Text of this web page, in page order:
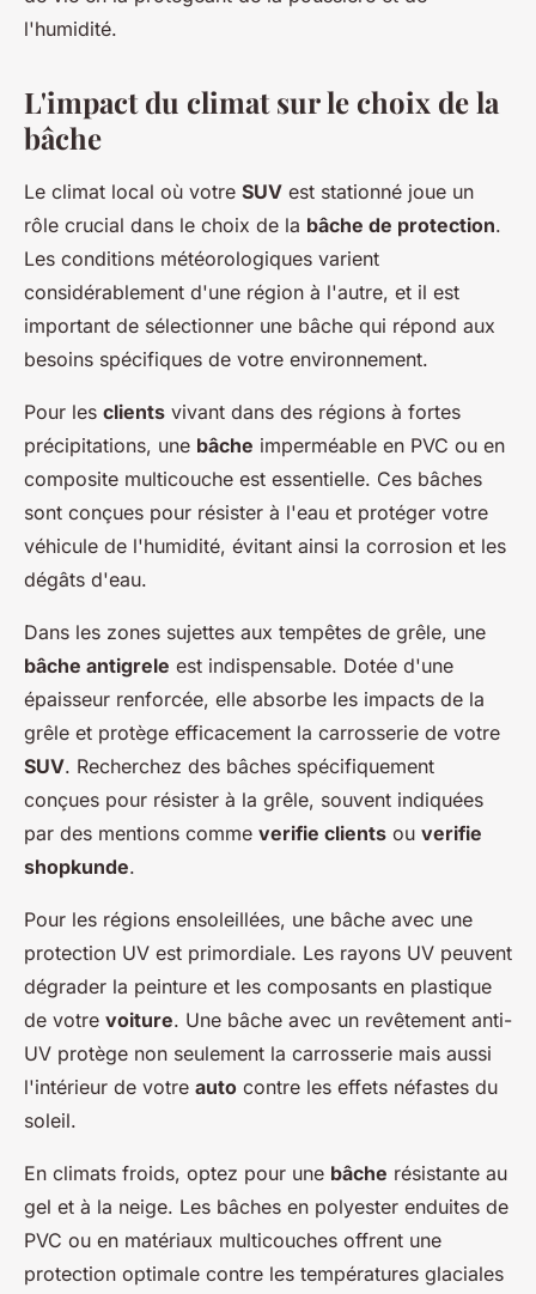
l'humidité.
L'impact du climat sur le choix de la
bâche
Le climat local où votre SUV est stationné joue un
rôle crucial dans le choix de la bâche de protection.
Les conditions météorologiques varient
considérablement d'une région à l'autre, et il est
important de sélectionner une bâche qui répond aux
besoins spécifiques de votre environnement.
Pour les clients vivant dans des régions à fortes
précipitations, une bâche imperméable en PVC ou en
composite multicouche est essentielle. Ces bâches
sont conçues pour résister à l'eau et protéger votre
véhicule de l'humidité, évitant ainsi la corrosion et les
dégâts d'eau.
Dans les zones sujettes aux tempêtes de grêle, une
bâche antigrele est indispensable. Dotée d'une
épaisseur renforcée, elle absorbe les impacts de la
grêle et protège efficacement la carrosserie de votre
SUV. Recherchez des bâches spécifiquement
conçues pour résister à la grêle, souvent indiquées
par des mentions comme verifie clients ou verifie
shopkunde.
Pour les régions ensoleillées, une bâche avec une
protection UV est primordiale. Les rayons UV peuvent
dégrader la peinture et les composants en plastique
de votre voiture. Une bâche avec un revêtement anti-
UV protège non seulement la carrosserie mais aussi
l'intérieur de votre auto contre les effets néfastes du
soleil.
En climats froids, optez pour une bâche résistante au
gel et à la neige. Les bâches en polyester enduites de
PVC ou en matériaux multicouches offrent une
protection optimale contre les températures glaciales